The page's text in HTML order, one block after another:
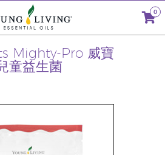
0
Mighty-Pro 威寶
童益生菌